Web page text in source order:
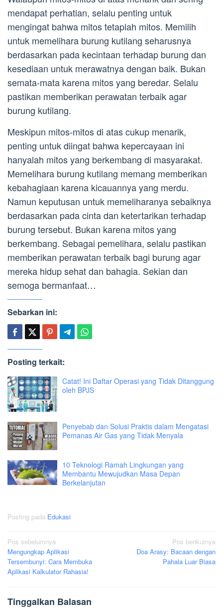
mendapat perhatian, selalu penting untuk
mengingat bahwa mitos tetaplah mitos. Memilih
untuk memelihara burung kutilang seharusnya
berdasarkan pada kecintaan terhadap burung dan
kesediaan untuk merawatnya dengan baik. Bukan
semata-mata karena mitos yang beredar. Selalu
pastikan memberikan perawatan terbaik agar
burung kutilang.
Meskipun mitos-mitos di atas cukup menarik,
penting untuk diingat bahwa kepercayaan ini
hanyalah mitos yang berkembang di masyarakat.
Memelihara burung kutilang memang memberikan
kebahagiaan karena kicauannya yang merdu.
Namun keputusan untuk memeliharanya sebaiknya
berdasarkan pada cinta dan ketertarikan terhadap
burung tersebut. Bukan karena mitos yang
berkembang. Sebagai pemelihara, selalu pastikan
memberikan perawatan terbaik bagi burung agar
mereka hidup sehat dan bahagia. Sekian dan
semoga bermanfaat…
Sebarkan ini:
Posting terkait:
Catat! Ini Daftar Operasi yang Tidak Ditanggung
oleh BPJS
Penyebab dan Solusi Praktis dalam Mengatasi
Pemanas Air Gas yang Tidak Menyala
10 Teknologi Ramah Lingkungan yang
Membantu Mewujudkan Masa Depan
Berkelanjutan
Posting pada Edukasi
Navigasi
pos
Pos sebelumnya
Mengungkap Aplikasi
Tersembunyi: Cara Membuka
Aplikasi Kalkulator Rahasia!
Pos berikutnya
Doa Arasy: Bacaan dengan
Pahala Luar Biasa
Tinggalkan Balasan